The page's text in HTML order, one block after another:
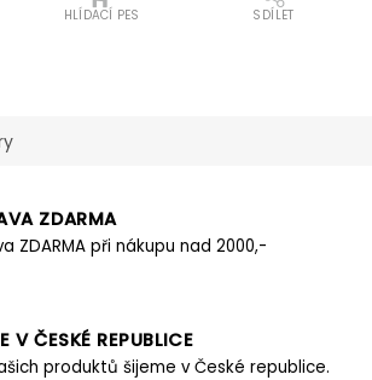
HLÍDACÍ PES SDÍLET
ZDARMA
ZDARMA při nákupu nad 2000,-
V ČESKÉ REPUBLICE
produktů šijeme v České republice.